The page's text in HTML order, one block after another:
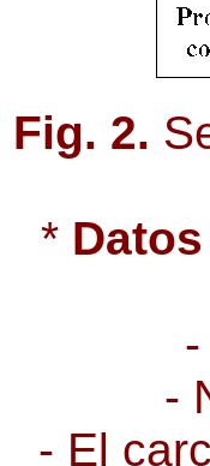
Fig. 2.
*
-
- El